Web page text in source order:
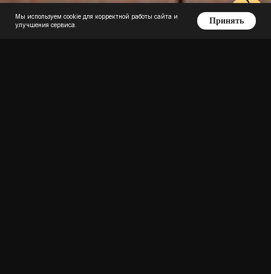
Мы используем cookie для корректной работы сайта и
улучшения сервиса.
Принять